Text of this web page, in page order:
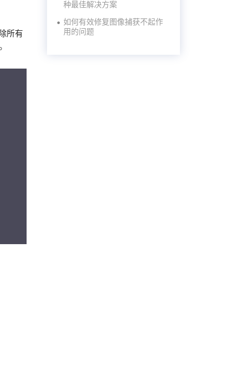
所有
种最佳解决方案
如何有效修复图像捕获不起作
用的问题